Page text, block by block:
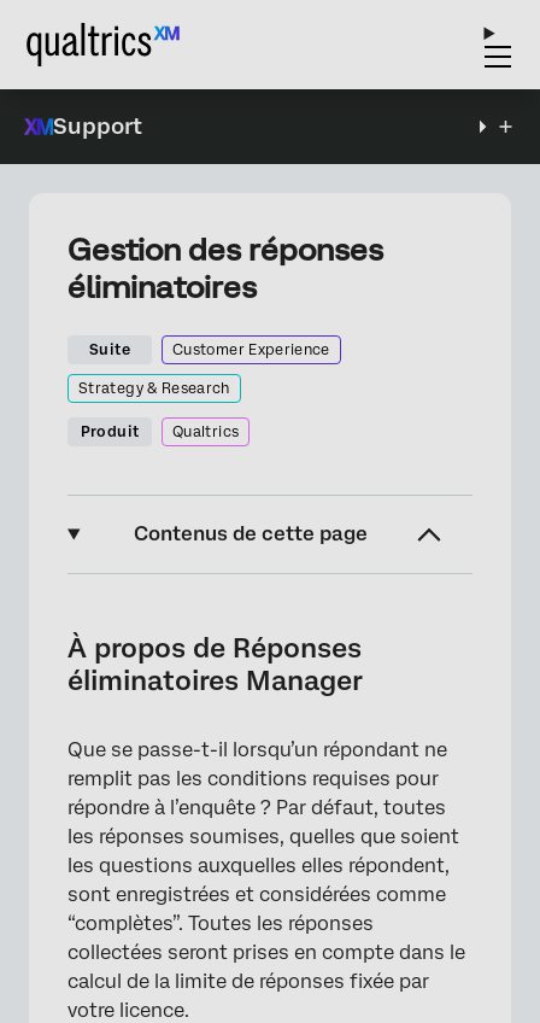
Support
Gestion des réponses
éliminatoires
Suite Customer Experience
Strategy & Research
Produit Qualtrics
Contenus de cette page
Enregistrement des réponses éliminatoires
Réponses éliminatoires D’ENQUÊTE Flux
Signalement des réponses éliminatoires
Rejet des réponses éliminatoires
Autoriser le décompte des réponses
éliminées
Utilisation des réponses éliminatoires avec le
Qualtrics Mailer
Types de projets dans lesquels cette
À propos de Réponses
éliminatoires Manager
Que se passe-t-il lorsqu’un répondant ne
remplit pas les conditions requises pour
répondre à l’enquête ? Par défaut, toutes
les réponses soumises, quelles que soient
les questions auxquelles elles répondent,
sont enregistrées et considérées comme
“complètes”. Toutes les réponses
collectées seront prises en compte dans le
calcul de la limite de réponses fixée par
votre licence.